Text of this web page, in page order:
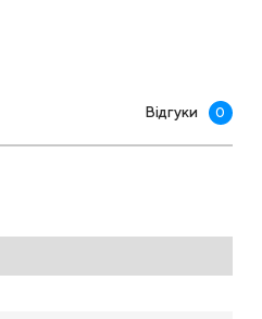
Відгуки 0